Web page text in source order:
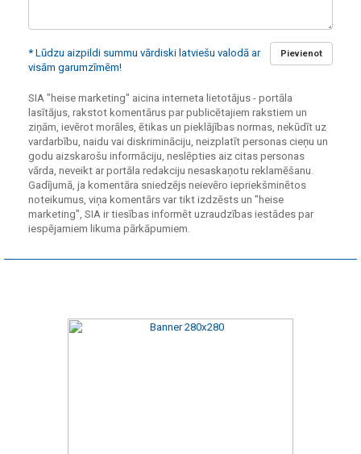
Pievienot
* Lūdzu aizpildi summu vārdiski latviešu valodā ar
visām garumzīmēm!
SIA "heise marketing" aicina interneta lietotājus - portāla
lasītājus, rakstot komentārus par publicētajiem rakstiem un
ziņām, ievērot morāles, ētikas un pieklājības normas, nekūdīt uz
vardarbību, naidu vai diskrimināciju, neizplatīt personas cieņu un
godu aizskarošu informāciju, neslēpties aiz citas personas
vārda, neveikt ar portāla redakciju nesaskaņotu reklamēšanu.
Gadījumā, ja komentāra sniedzējs neievēro iepriekšminētos
noteikumus, viņa komentārs var tikt izdzēsts un "heise
marketing", SIA ir tiesības informēt uzraudzības iestādes par
iespējamiem likuma pārkāpumiem.